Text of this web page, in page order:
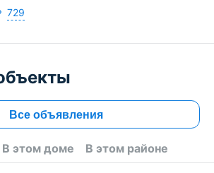
729
Все объявления
В этом доме В этом районе